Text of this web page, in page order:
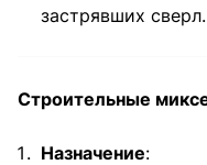
застрявших сверл.
Строительные
Назначение: